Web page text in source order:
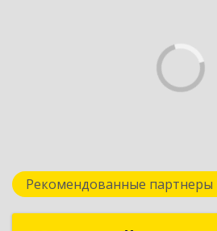
Рекомендованные партнеры